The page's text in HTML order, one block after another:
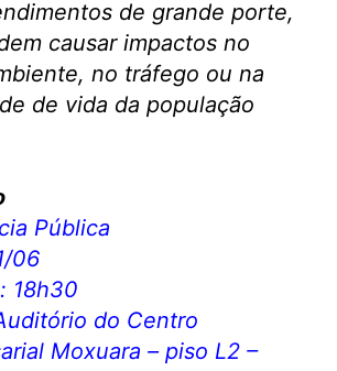
de grande porte,
causar impactos no
no tráfego ou na
de vida da população
Pública
06
18h30
do Centro
Moxuara – piso L2 –